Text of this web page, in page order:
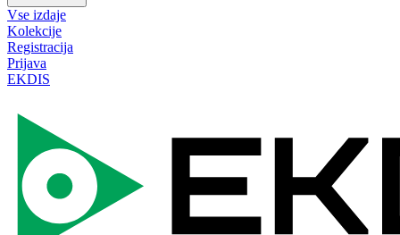
Vse izdaje
Kolekcije
Registracija
Prijava
EKDIS